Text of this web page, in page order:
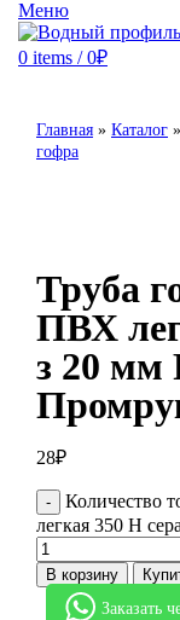
Меню
0 items / 0₽
Главная » Каталог »
гофра
Труба
ПВХ
з 20 мм
28₽
Количество
легкая 350 Н
В корзину
Заказать